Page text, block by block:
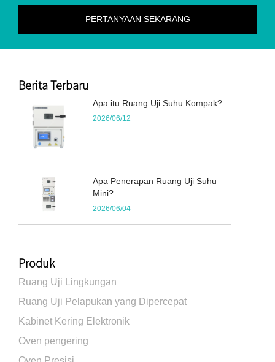
Berita Terbaru
Apa itu Ruang Uji Suhu Kompak?
2026/06/12
Apa Penerapan Ruang Uji Suhu
Mini?
2026/06/04
Produk
Ruang Uji Lingkungan
Ruang Uji Pelapukan yang Dipercepat
Kabinet Kering Elektronik
Oven pengering